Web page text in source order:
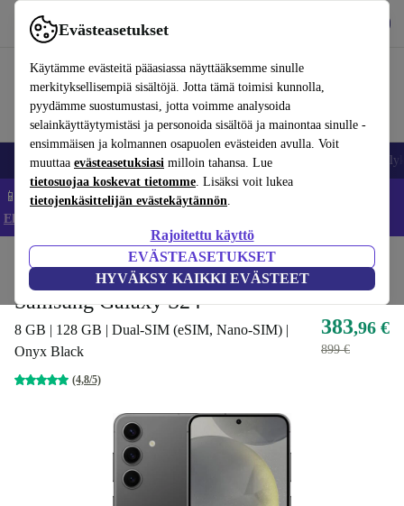
Evästeasetukset
Käytämme evästeitä pääasiassa näyttääksemme sinulle
merkityksellisempiä sisältöjä. Jotta tämä toimisi kunnolla,
pyydämme suostumustasi, jotta voimme analysoida
selainkäyttäytymistäsi ja personoida sisältöä ja mainontaa sinulle -
ensimmäisen ja kolmannen osapuolen evästeiden avulla. Voit
muuttaa evästeasetuksiasi milloin tahansa. Lue
tietosuojaa koskevat tietomme. Lisäksi voit lukea
tietojenkäsittelijän evästekäytännön.
Rajoitettu käyttö
EVÄSTEASETUKSET
HYVÄKSY KAIKKI EVÄSTEET
Käytä refurbed-palvelua nopeasti ja helposti
Matkapuhelimet ja älypuhelimet Kannettavat tietokoneet
📱 Säästä 5 % LISÄÄ iPhoneista – Koodi: IPHONEDEAL –
Ehdot ja säännöt
Matkapuhelimet ja älypuhelimet Samsung Galaxy -puhelimet
Samsung Galaxy S24
8 GB | 128 GB | Dual-SIM (eSIM, Nano-SIM) |
Onyx Black
(4,8/5)
383,96 €
899 €